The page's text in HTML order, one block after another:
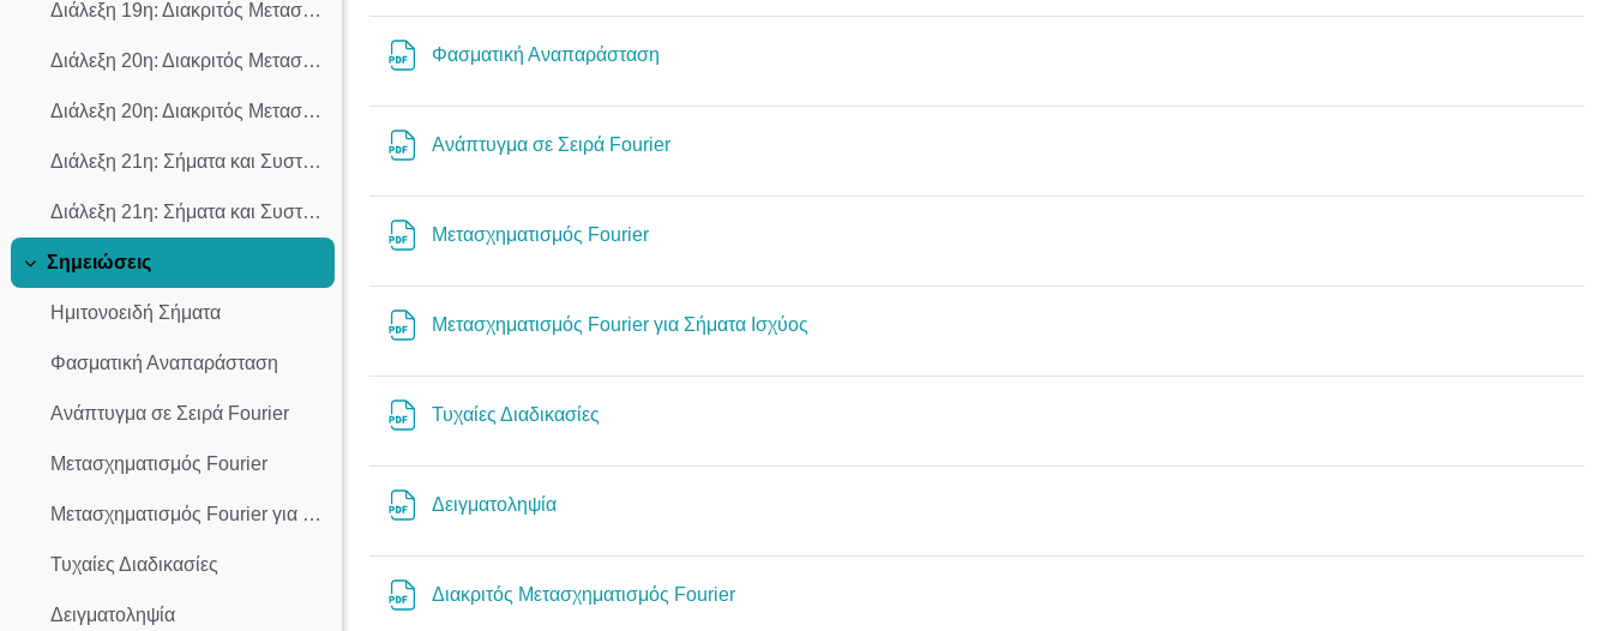
Διάλεξη 19η: Διακριτός Μετασχηματισμός Fourier
Διάλεξη 20η: Διακριτός Μετασχηματισμός Fourier
Διάλεξη 20η: Διακριτός Μετασχηματισμός Fourier
Διάλεξη 21η: Σήματα και Συστήματα Διακριτού Χρόνου
Διάλεξη 21η: Σήματα και Συστήματα Διακριτού Χρόνου
Collapse
Σημειώσεις
Ημιτονοειδή Σήματα
Φασματική Αναπαράσταση
Ανάπτυγμα σε Σειρά Fourier
Μετασχηματισμός Fourier
Μετασχηματισμός Fourier για Σήματα Ισχύος
Τυχαίες Διαδικασίες
Δειγματοληψία
Φασματική Αναπαράσταση
Ανάπτυγμα σε Σειρά Fourier
Μετασχηματισμός Fourier
Μετασχηματισμός Fourier για Σήματα Ισχύος
Τυχαίες Διαδικασίες
Δειγματοληψία
Διακριτός Μετασχηματισμός Fourier